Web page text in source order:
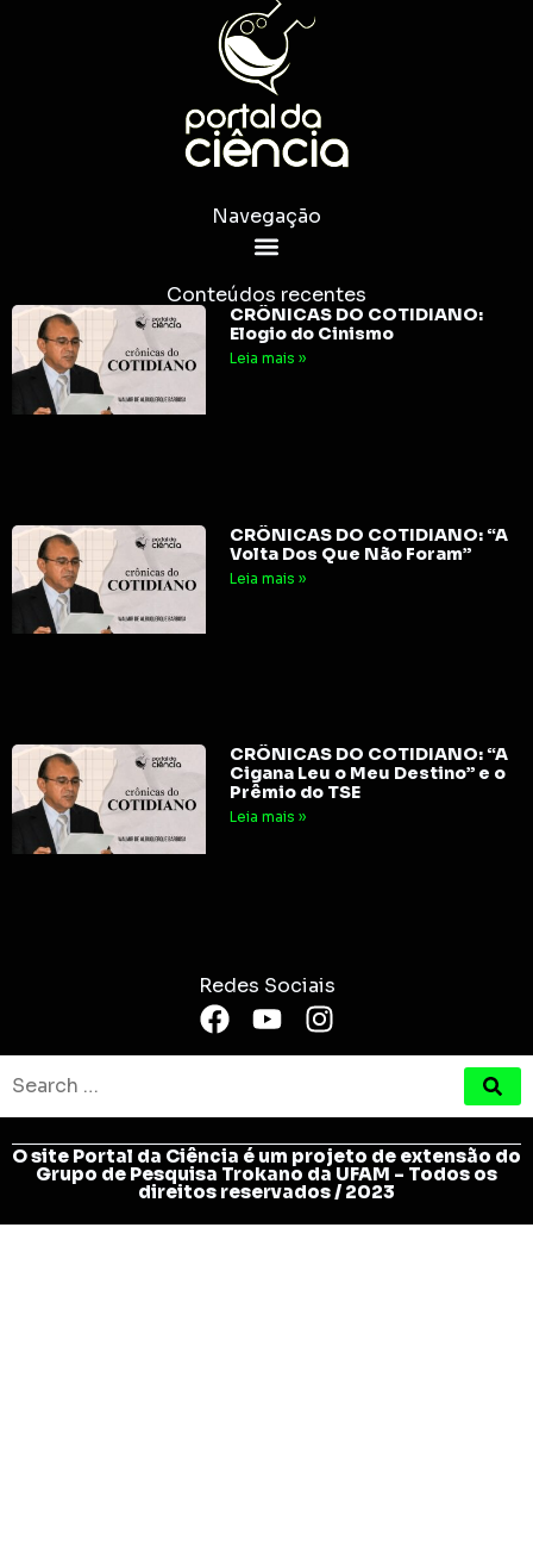
Navegação
Conteúdos recentes
CRÔNICAS DO COTIDIANO:
Elogio do Cinismo
Leia mais »
CRÔNICAS DO COTIDIANO: “A
Volta Dos Que Não Foram”
Leia mais »
CRÔNICAS DO COTIDIANO: “A
Cigana Leu o Meu Destino” e o
Prêmio do TSE
Leia mais »
Redes Sociais
O site Portal da Ciência é um projeto de extensão do
Grupo de Pesquisa Trokano da UFAM - Todos os
direitos reservados / 2023